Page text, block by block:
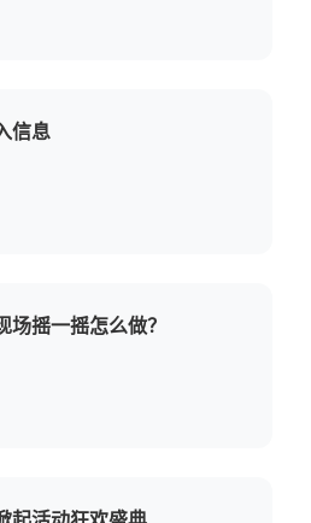
信息
摇一摇怎么做？